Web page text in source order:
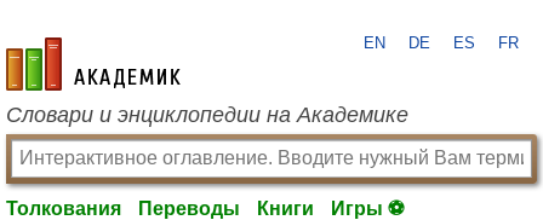
academic.ru
EN DE ES FR
Словари и энциклопедии на Академике
Толкования Переводы Книги Игры ⚽